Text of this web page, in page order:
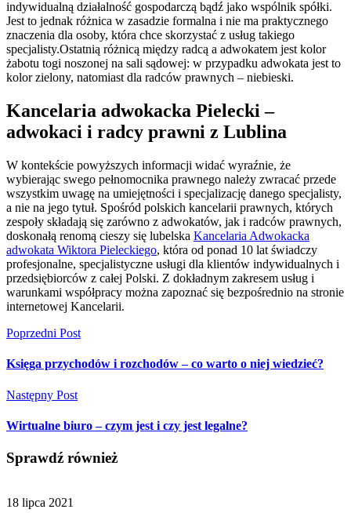
indywidualną działalność gospodarczą bądź jako wspólnik spółki.
Jest to jednak różnica w zasadzie formalna i nie ma praktycznego
znaczenia dla osoby, która chce skorzystać z usług takiego
specjalisty.Ostatnią różnicą między radcą a adwokatem jest kolor
żabotu togi noszonej na sali sądowej: w przypadku adwokata jest to
kolor zielony, natomiast dla radców prawnych – niebieski.
Kancelaria adwokacka Pielecki –
adwokaci i radcy prawni z Lublina
W kontekście powyższych informacji widać wyraźnie, że
wybierając swego pełnomocnika prawnego należy zwracać przede
wszystkim uwagę na umiejętności i specjalizację danego specjalisty,
a nie na jego tytuł. Spośród polskich kancelarii prawnych, których
zespoły składają się zarówno z adwokatów, jak i radców prawnych,
doskonałą renomą cieszy się lubelska Kancelaria Adwokacka
adwokata Wiktora Pieleckiego, która od ponad 10 lat świadczy
profesjonalne, specjalistyczne usługi dla klientów indywidualnych i
przedsiębiorców z całej Polski. Z dokładnym zakresem usług i
warunkami współpracy można zapoznać się bezpośrednio na stronie
internetowej Kancelarii.
Poprzedni Post
Księga przychodów i rozchodów – co warto o niej wiedzieć?
Następny Post
Wirtualne biuro – czym jest i czy jest legalne?
Sprawdź również
18 lipca 2021